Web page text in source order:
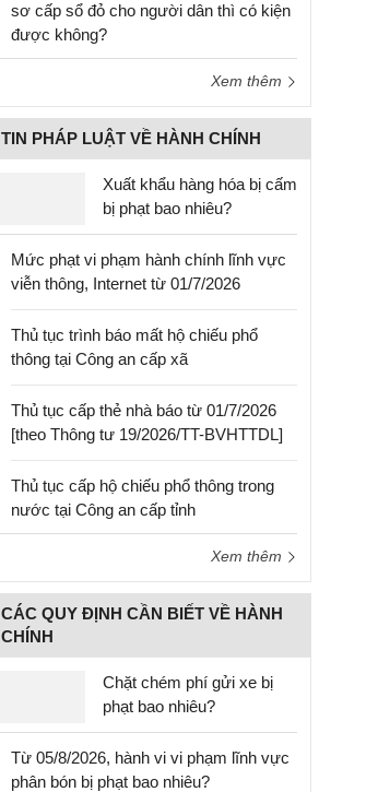
sơ cấp sổ đỏ cho người dân thì có kiện
được không?
Xem thêm
TIN PHÁP LUẬT VỀ HÀNH CHÍNH
Xuất khẩu hàng hóa bị cấm
bị phạt bao nhiêu?
Mức phạt vi phạm hành chính lĩnh vực
viễn thông, Internet từ 01/7/2026
Thủ tục trình báo mất hộ chiếu phổ
thông tại Công an cấp xã
Thủ tục cấp thẻ nhà báo từ 01/7/2026
[theo Thông tư 19/2026/TT-BVHTTDL]
Thủ tục cấp hộ chiếu phổ thông trong
nước tại Công an cấp tỉnh
Xem thêm
CÁC QUY ĐỊNH CẦN BIẾT VỀ HÀNH
CHÍNH
Chặt chém phí gửi xe bị
phạt bao nhiêu?
Từ 05/8/2026, hành vi vi phạm lĩnh vực
phân bón bị phạt bao nhiêu?